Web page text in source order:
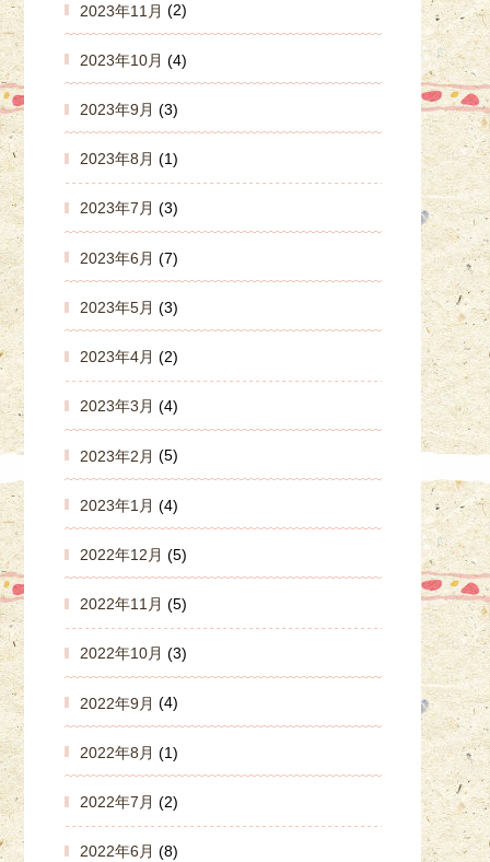
2023年11月 (2)
2023年10月 (4)
2023年9月 (3)
2023年8月 (1)
2023年7月 (3)
2023年6月 (7)
2023年5月 (3)
2023年4月 (2)
2023年3月 (4)
2023年2月 (5)
2023年1月 (4)
2022年12月 (5)
2022年11月 (5)
2022年10月 (3)
2022年9月 (4)
2022年8月 (1)
2022年7月 (2)
2022年6月 (8)